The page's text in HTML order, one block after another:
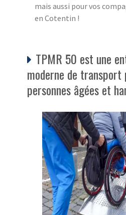
mais aussi pour vos
en Cotentin !
TPMR 50 est une
moderne de transport
personnes âgées et